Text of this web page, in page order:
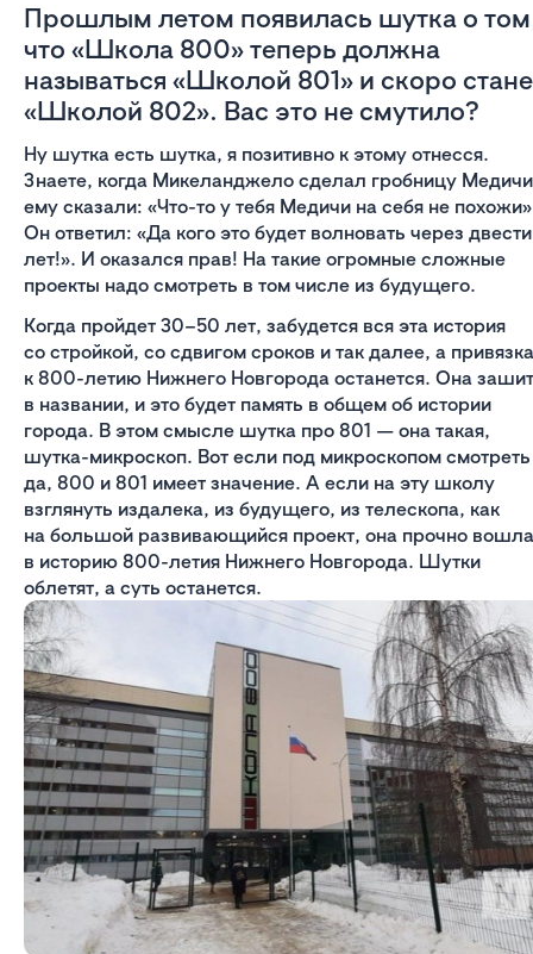
Прошлым летом появилась шутка о
что «Школа 800» теперь должна
называться «Школой 801» и скоро
«Школой 802». Вас это не смутило?
Ну шутка есть шутка, я позитивно к этому отнесся.
Знаете, когда Микеланджело сделал гробницу
ему сказали: «Что-то у тебя Медичи на себя не
Он ответил: «Да кого это будет волновать через двести
лет!». И оказался прав! На такие огромные сложные
проекты надо смотреть в том числе из будущего.
Когда пройдет 30–50 лет, забудется вся эта история
со стройкой, со сдвигом сроков и так далее, а привязка
к 800-летию Нижнего Новгорода останется. Она
в названии, и это будет память в общем об истории
города. В этом смысле шутка про 801 — она такая,
шутка-микроскоп. Вот если под микроскопом
да, 800 и 801 имеет значение. А если на эту школу
взглянуть издалека, из будущего, из телескопа, как
на большой развивающийся проект, она прочно вошла
в историю 800-летия Нижнего Новгорода. Шутки
облетят, а суть останется.